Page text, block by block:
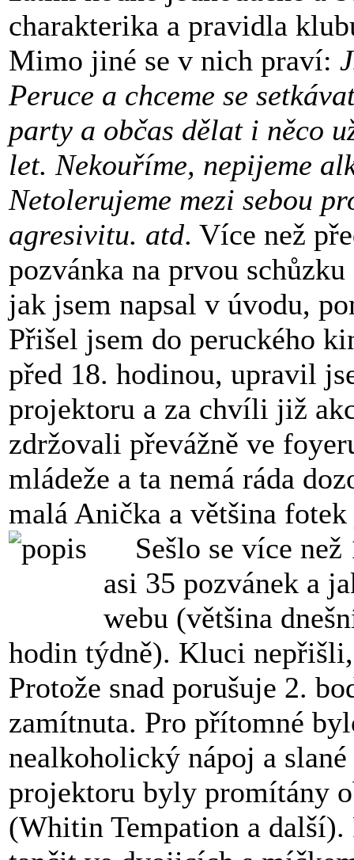
charakterika a pravidla
Mimo jiné se v nich praví:
Peruce a chceme se
party a občas dělat i něco
let. Nekouříme, nepijeme
Netolerujeme mezi sebou
agresivitu. atd. Více než
pozvánka na prvou
jak jsem napsal v úvodu,
Přišel jsem do peruckého
před 18. hodinou, upravil
projektoru a za chvíli již
zdržovali převážně ve
mládeže a ta nemá ráda
malá Anička a většina
Sešlo se více než
asi 35 pozvánek a
webu (většina
hodin týdně). Kluci
Protože snad porušuje 2.
zamítnuta. Pro přítomné
nealkoholický nápoj a
projektoru byly promítány
(Whitin Tempation a další).